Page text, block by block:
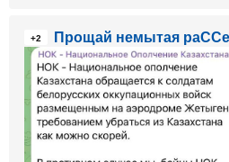
+2 Прощай немытая